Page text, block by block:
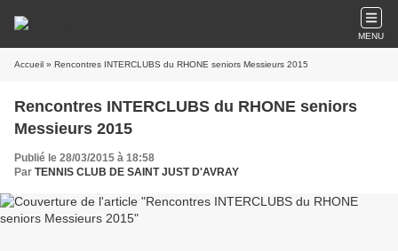
MENU
Accueil » Rencontres INTERCLUBS du RHONE seniors Messieurs 2015
Rencontres INTERCLUBS du RHONE seniors
Messieurs 2015
Publié le 28/03/2015 à 18:58
Par TENNIS CLUB DE SAINT JUST D'AVRAY